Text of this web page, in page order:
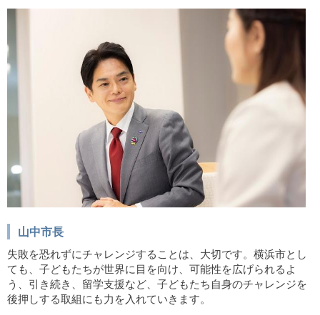
山中市長
失敗を恐れずにチャレンジすることは、大切です。横浜市とし
ても、子どもたちが世界に目を向け、可能性を広げられるよ
う、引き続き、留学支援など、子どもたち自身のチャレンジを
後押しする取組にも力を入れていきます。